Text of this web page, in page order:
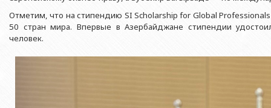
Почетные доктора
Служба психологической помощи
Филологический
Факультет
Факультет
Азербайджанской
Юридическое
Юридическое
Юридическое
Отметим, что на стипендию SI Scholarship for Global
50 стран мира. Впервые в Азербайджане стипендии
человек.